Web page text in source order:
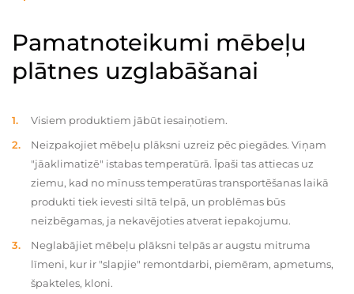
Pamatnoteikumi mēbeļu
plātnes uzglabāšanai
Visiem produktiem jābūt iesaiņotiem.
Neizpakojiet mēbeļu plāksni uzreiz pēc piegādes. Viņam
"jāaklimatizē" istabas temperatūrā. Īpaši tas attiecas uz
ziemu, kad no mīnuss temperatūras transportēšanas laikā
produkti tiek ievesti siltā telpā, un problēmas būs
neizbēgamas, ja nekavējoties atverat iepakojumu.
Neglabājiet mēbeļu plāksni telpās ar augstu mitruma
līmeni, kur ir "slapjie" remontdarbi, piemēram, apmetums,
špakteles, kloni.